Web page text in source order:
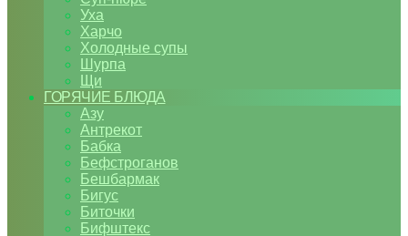
Уха
Харчо
Холодные супы
Шурпа
Щи
ГОРЯЧИЕ БЛЮДА
Азу
Антрекот
Бабка
Бефстроганов
Бешбармак
Бигус
Биточки
Бифштекс